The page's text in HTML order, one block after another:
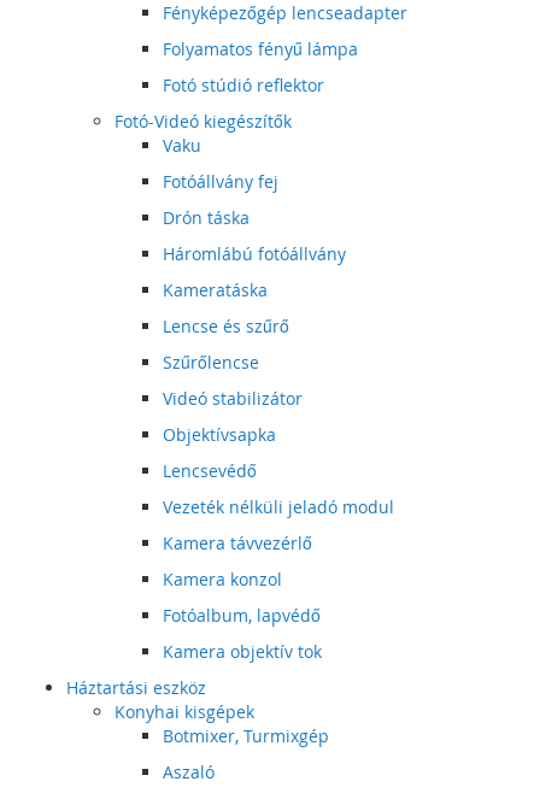
Fényképezőgép lencseadapter
Folyamatos fényű lámpa
Fotó stúdió reflektor
Fotó-Videó kiegészítők
Vaku
Fotóállvány fej
Drón táska
Háromlábú fotóállvány
Kameratáska
Lencse és szűrő
Szűrőlencse
Videó stabilizátor
Objektívsapka
Lencsevédő
Vezeték nélküli jeladó modul
Kamera távvezérlő
Kamera konzol
Fotóalbum, lapvédő
Kamera objektív tok
Háztartási eszköz
Konyhai kisgépek
Botmixer, Turmixgép
Aszaló